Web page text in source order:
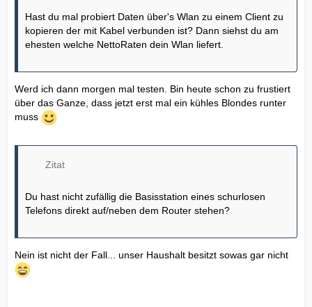
Hast du mal probiert Daten über's Wlan zu einem Client zu
kopieren der mit Kabel verbunden ist? Dann siehst du am
ehesten welche NettoRaten dein Wlan liefert.
Werd ich dann morgen mal testen. Bin heute schon zu frustiert
über das Ganze, dass jetzt erst mal ein kühles Blondes runter
muss
Zitat
Du hast nicht zufällig die Basisstation eines schurlosen
Telefons direkt auf/neben dem Router stehen?
Nein ist nicht der Fall... unser Haushalt besitzt sowas gar nicht